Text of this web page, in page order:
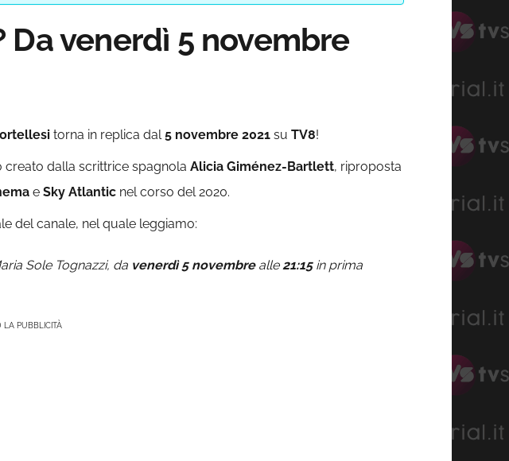
Da venerdì 5 novembre
torna in replica dal5 novembre 2021 su TV8!
dalla scrittrice spagnola Alicia Giménez-Bartlett, riproposta
e Sky Atlantic nel corso del 2020.
del canale, nel quale leggiamo:
Sole Tognazzi, da venerdì 5 novembrealle21:15in prima
LA PUBBLICITÀ